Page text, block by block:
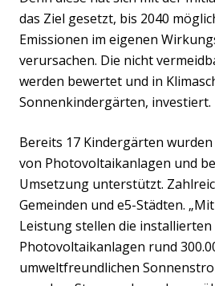
das Ziel gesetzt, bis 2040
Emissionen im eigenen
verursachen. Die nicht
werden bewertet und in
Sonnenkindergärten, investiert.
Bereits 17 Kindergärten
von Photovoltaikanlagen und
Umsetzung unterstützt.
Gemeinden und e5-Städten.
Leistung stellen die installierten
Photovoltaikanlagen rund
umweltfreundlichen